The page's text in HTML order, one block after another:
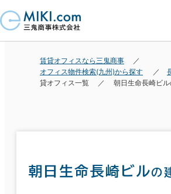
賃貸オフィスなら三鬼商事
オフィス物件検索(九州)から探す
貸オフィス一覧
朝日生命長崎ビ
朝日生命長崎ビルの